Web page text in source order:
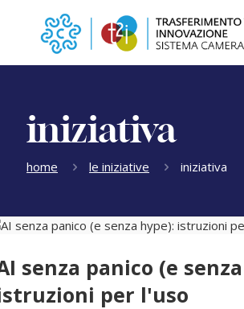
iniziativa
home le iniziative iniziativa
senza panico (e
per l'uso